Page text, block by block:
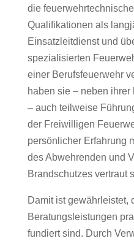
die
Qualifikationen als
Einsatzleitdienst und
spezialisierten
einer Berufsfeuerwehr
haben sie – neben ihrer
– auch teilweise
der Freiwilligen
persönlicher Erfahrung
des Abwehrenden und
Brandschutzes vertraut
Damit ist gewährleistet,
Beratungsleistungen
fundiert sind. Durch